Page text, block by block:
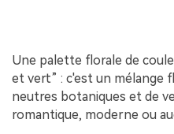
Une palette florale de
et vert” : c'est un mélange
neutres botaniques et de
romantique, moderne ou